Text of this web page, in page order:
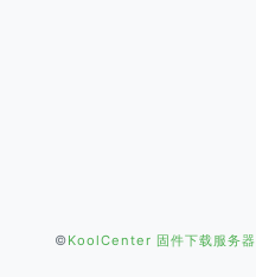
©KoolCenter 固件下载服务器